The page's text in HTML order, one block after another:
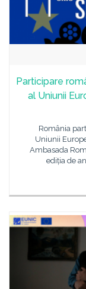
Participare
al Uniunii
România
Uniunii
Ambasada
ediția de